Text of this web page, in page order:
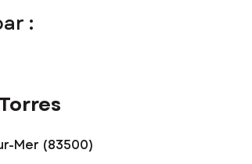
:
Mer (83500)